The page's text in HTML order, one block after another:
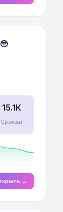
15.1К
Ср.охват
→